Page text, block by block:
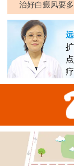
治好白癜风要